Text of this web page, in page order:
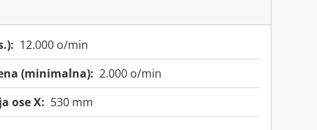
12.000 o/min
(minimalna): 2.000 o/min
ose X: 530 mm